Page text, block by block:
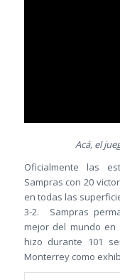
Acá, el
Oficialmente las
Sampras con 20
en todas las
3-2. Sampras
mejor del mundo en
hizo durante 101
Monterrey como